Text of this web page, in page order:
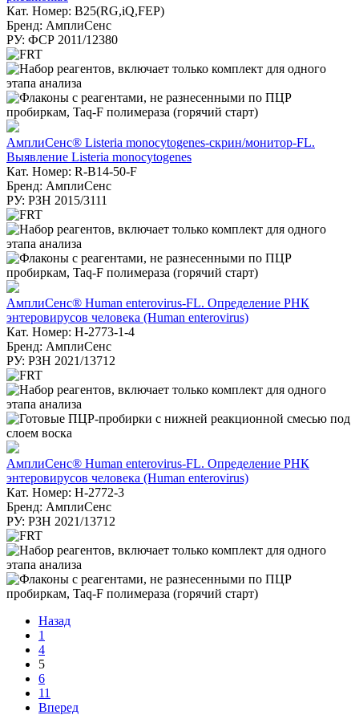
Кат. Номер: B25(RG,iQ,FEP)
Бренд: АмплиСенс
РУ: ФСР 2011/12380
АмплиСенс® Listeria monocytogenes-скрин/монитор-FL.
Выявление Listeria monocytogenes
Кат. Номер: R-B14-50-F
Бренд: АмплиСенс
РУ: РЗН 2015/3111
АмплиСенс® Human enterovirus-FL. Определение РНК
энтеровирусов человека (Human enterovirus)
Кат. Номер: H-2773-1-4
Бренд: АмплиСенс
РУ: РЗН 2021/13712
АмплиСенс® Human enterovirus-FL. Определение РНК
энтеровирусов человека (Human enterovirus)
Кат. Номер: H-2772-3
Бренд: АмплиСенс
РУ: РЗН 2021/13712
Назад
1
4
5
6
11
Вперед